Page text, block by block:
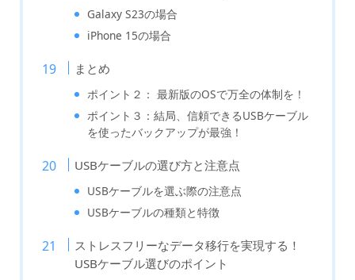
Galaxy S23の場合
iPhone 15の場合
まとめ
ポイント２： 最新版のOSで万全の体制を！
ポイント３：結局、信頼できるUSBケーブル
を使ったバックアップが最強！
USBケーブルの選び方と注意点
USBケーブルを選ぶ際の注意点
USBケーブルの種類と特徴
ストレスフリーなデータ移行を実現する！
USBケーブル選びのポイント